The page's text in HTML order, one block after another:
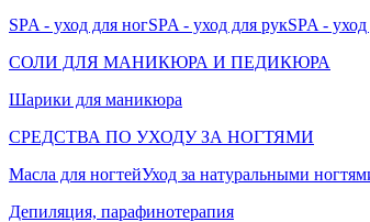
SPA - уход для ногSPA - уход для рукSPA - уход
СОЛИ ДЛЯ МАНИКЮРА И ПЕДИКЮРА
Шарики для маникюра
СРЕДСТВА ПО УХОДУ ЗА НОГТЯМИ
Масла для ногтейУход за натуральными
Депиляция, парафинотерапия